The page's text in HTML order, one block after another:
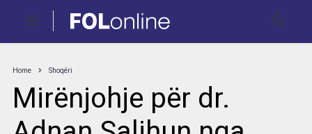
Home Shoqëri
Mirënjohje për dr.